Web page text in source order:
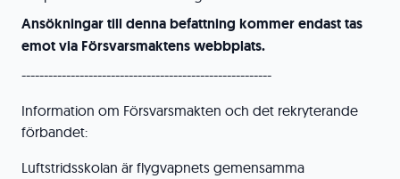
Ansökningar till denna befattning kommer endast tas
emot via Försvarsmaktens webbplats.
--------------------------------------------------------
Information om Försvarsmakten och det rekryterande
förbandet:
Luftstridsskolan är flygvapnets gemensamma